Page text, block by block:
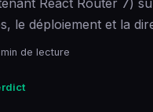
React Router 7)
le déploiement et la
de lecture